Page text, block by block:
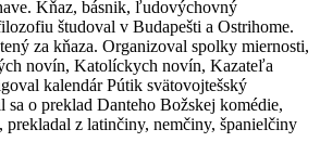
Kňaz, básnik, ľudovýchovný
študoval v Budapešti a Ostrihome.
za kňaza. Organizoval spolky miernosti,
novín, Katolíckych novín, Kazateľa
kalendár Pútik svätovojtešský
sa o preklad Danteho Božskej komédie,
prekladal z latinčiny, nemčiny, španielčiny